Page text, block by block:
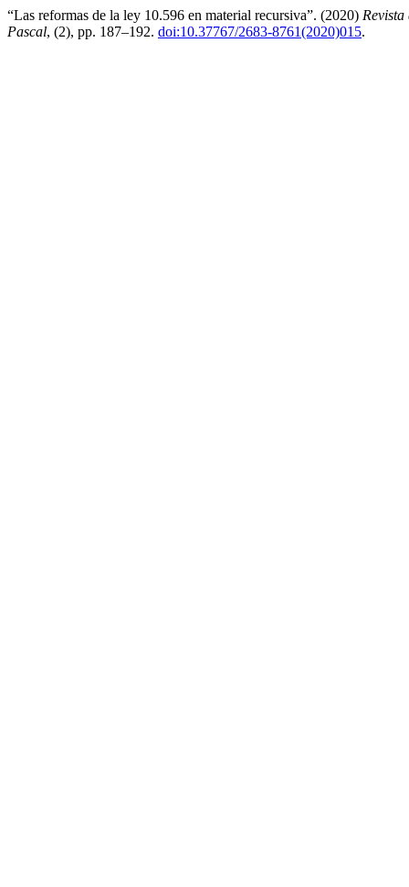
“Las reformas de la ley 10.596 en material recursiva”. (2020)
Pascal, (2), pp. 187–192. doi:10.37767/2683-8761(2020)015.